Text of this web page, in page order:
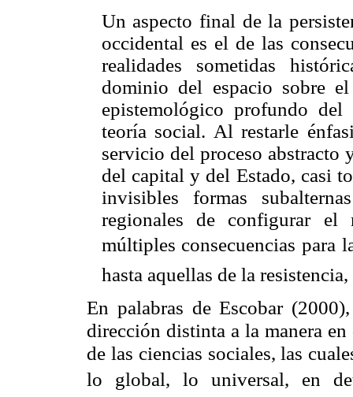
Un aspecto final de la
occidental es el de las
realidades sometidas
dominio del espacio sobre
epistemológico profundo
teoría social. Al restarle
servicio del proceso abstracto
del capital y del Estado, casi
invisibles formas
regionales de configurar el
múltiples consecuencias para
hasta aquellas de la
En palabras de Escobar
dirección distinta a la manera
de las ciencias sociales, las
lo global, lo universal, en